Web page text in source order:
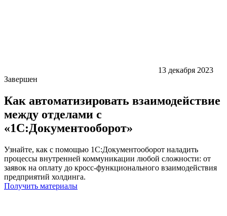
13 декабря 2023
Завершен
Как автоматизировать взаимодействие
между отделами с
«1С:Документооборот»
Узнайте, как с помощью 1С:Документооборот наладить
процессы внутренней коммуникации любой сложности: от
заявок на оплату до кросс-функционального взаимодействия
предприятий холдинга.
Получить материалы